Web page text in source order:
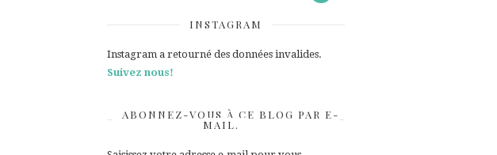
INSTAGRAM
Instagram a retourné des données invalides.
Suivez nous!
ABONNEZ-VOUS À CE BLOG PAR E-
MAIL.